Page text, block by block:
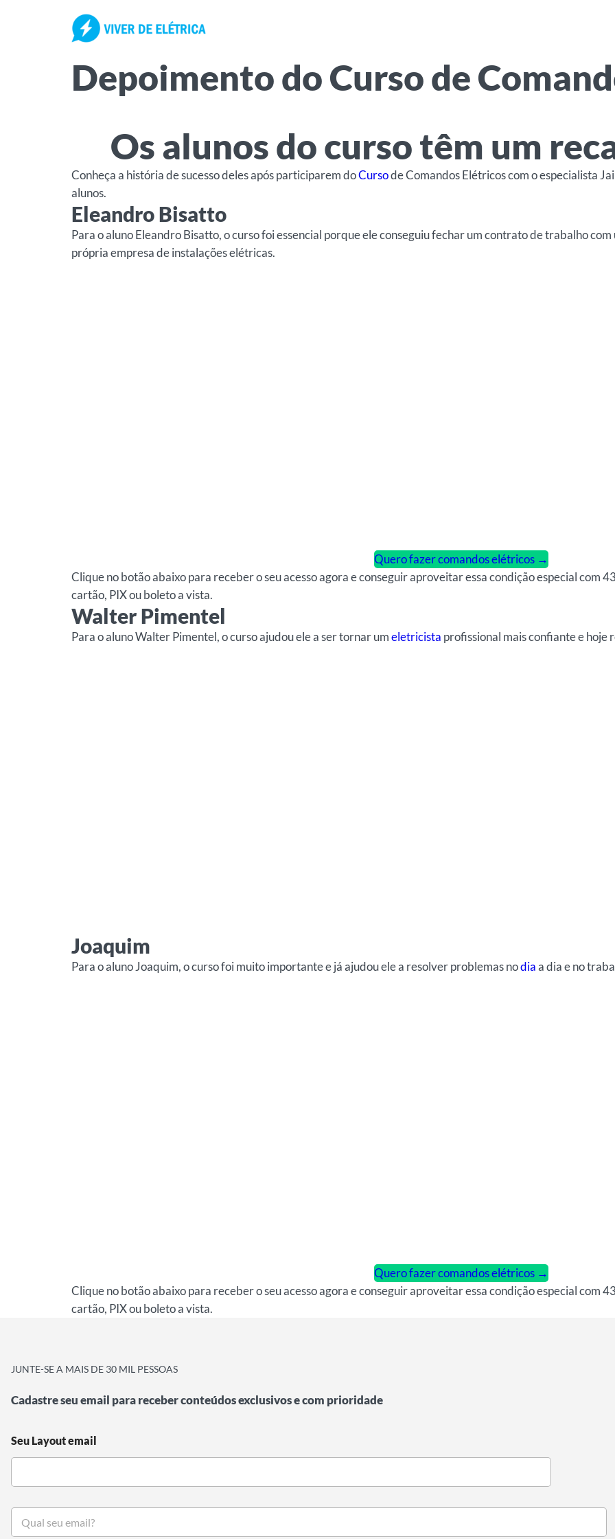
Depoimento do Curso de
Os alunos do curso têm um
Conheça a história de sucesso deles após participarem doCursode Comandos Elétricos com o especialista
alunos.
Eleandro Bisatto
Para o aluno Eleandro Bisatto, o curso foi essencial porque ele conseguiu fechar um contrato de trabalho
própria empresa de instalações elétricas.
Quero fazer comandos elétricos →
Clique no botão abaixo para receber o seu acesso agora e conseguir aproveitar essa condição especial com
cartão, PIX ou boleto a vista.
Walter Pimentel
Para o aluno Walter Pimentel, o curso ajudou ele a ser tornar umeletricista profissional mais confiante e hoje
Joaquim
Para o aluno Joaquim, o curso foi muito importante e já ajudou ele a resolver problemas nodiaa dia e no
Quero fazer comandos elétricos →
Clique no botão abaixo para receber o seu acesso agora e conseguir aproveitar essa condição especial com
cartão, PIX ou boleto a vista.
JUNTE-SE A MAIS DE 30 MIL PESSOAS
Cadastre seu email para receber conteúdos exclusivos e com prioridade
Seu Layout email
S